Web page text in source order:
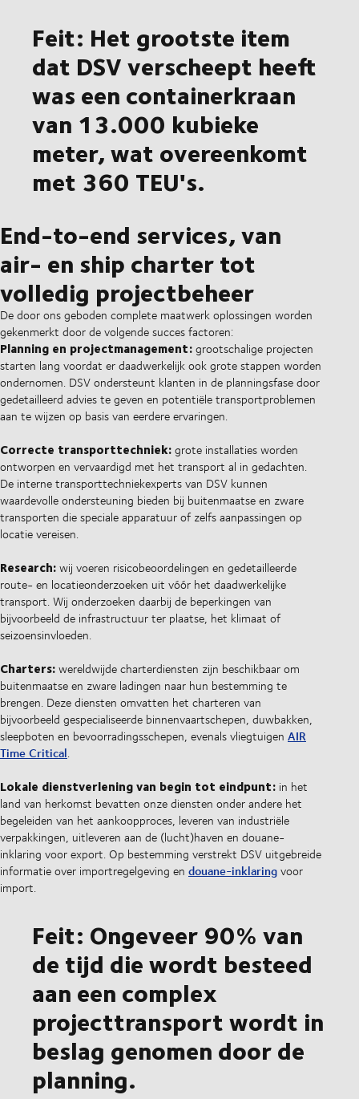
Feit: Het grootste item
dat DSV verscheept heeft
was een containerkraan
van 13.000 kubieke
meter, wat overeenkomt
met 360 TEU's.
End-to-end services, van
air- en ship charter tot
volledig projectbeheer
De door ons geboden complete maatwerk oplossingen worden
gekenmerkt door de volgende succes factoren:
Planning en projectmanagement:grootschalige projecten
starten lang voordat er daadwerkelijk ook grote stappen worden
ondernomen. DSV ondersteunt klanten in de planningsfase door
gedetailleerd advies te geven en potentiële transportproblemen
aan te wijzen op basis van eerdere ervaringen.
Correcte transporttechniek:grote installaties worden
ontworpen en vervaardigd met het transport al in gedachten.
De interne transporttechniekexperts van DSV kunnen
waardevolle ondersteuning bieden bij buitenmaatse en zware
transporten die speciale apparatuur of zelfs aanpassingen op
locatie vereisen.
Research:wij voeren risicobeoordelingen en gedetailleerde
route- en locatieonderzoeken uit vóór het daadwerkelijke
transport. Wij onderzoeken daarbij de beperkingen van
bijvoorbeeld de infrastructuur ter plaatse, het klimaat of
seizoensinvloeden.
Charters:wereldwijde charterdiensten zijn beschikbaar om
buitenmaatse en zware ladingen naar hun bestemming te
brengen. Deze diensten omvatten het charteren van
bijvoorbeeld gespecialiseerde binnenvaartschepen, duwbakken,
sleepboten en bevoorradingsschepen, evenals vliegtuigen AIR
Time Critical.
Lokale dienstverlening van begin tot eindpunt: in het
land van herkomst bevatten onze diensten onder andere het
begeleiden van het aankoopproces, leveren van industriële
verpakkingen, uitleveren aan de (lucht)haven en douane-
inklaring voor export. Op bestemming verstrekt DSV uitgebreide
informatie over importregelgeving en douane-inklaringvoor
import.
Feit: Ongeveer 90% van
de tijd die wordt besteed
aan een complex
projecttransport wordt in
beslag genomen door de
planning.